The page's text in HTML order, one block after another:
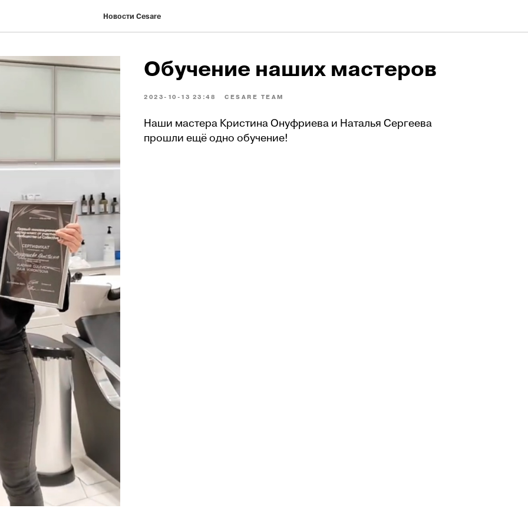
Новости Cesare
Обучение наших мастеров
2023-10-13 23:48 CESARE TEAM
Наши мастера Кристина Онуфриева и Наталья Сергеева
прошли ещё одно обучение!